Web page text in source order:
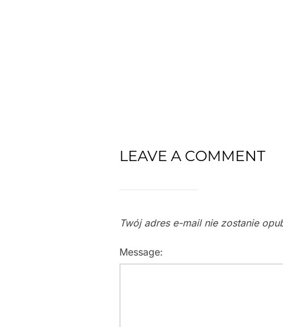
LEAVE A COMMENT
Twój adres e-mail nie zostanie
Message: